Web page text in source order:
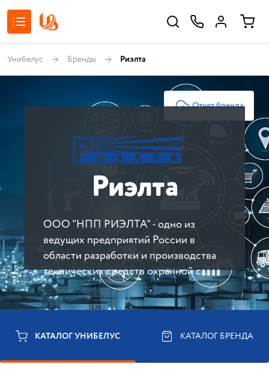
Унибелус Бренды Риэлта
Отчет бренда
Риэлта
ООО "НПП РИЭЛТА" - одно из
ведущих предприятий России в
области разработки и производства
технических средств охранной с...
КАТАЛОГ УНИБЕЛУС КАТАЛОГ БРЕНДА